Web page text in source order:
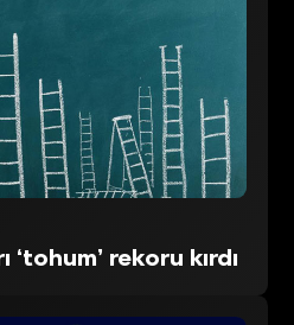
‘tohum’ rekoru kırdı